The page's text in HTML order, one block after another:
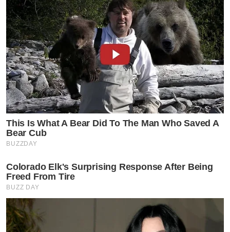
This Is What A Bear Did To The Man Who Saved A
Bear Cub
BUZZDAY
Colorado Elk's Surprising Response After Being
Freed From Tire
BUZZ DAY